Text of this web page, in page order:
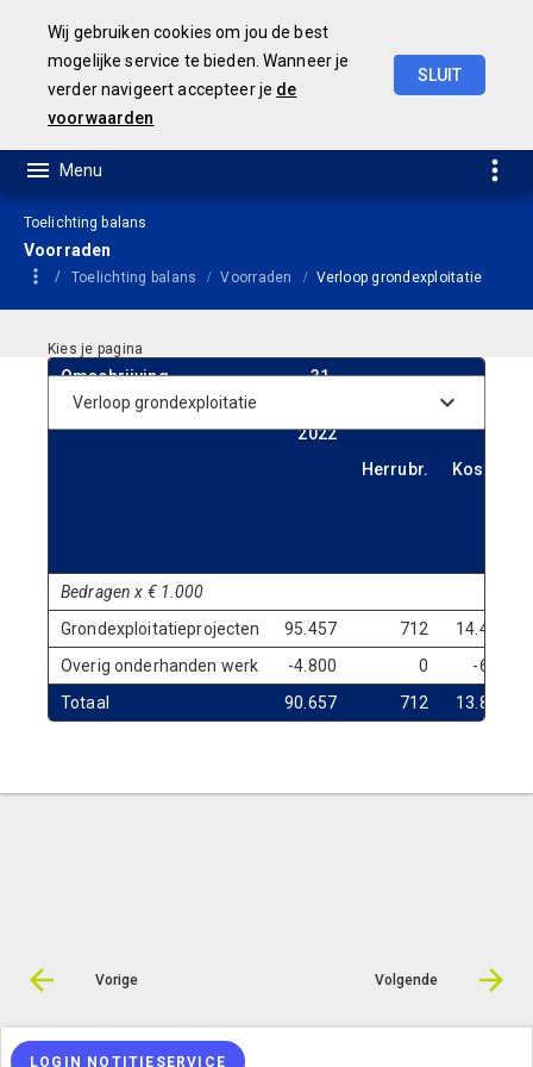
Wij gebruiken cookies om jou de best
mogelijke service te bieden. Wanneer je
verder navigeert accepteer je de
voorwaarden
SLUIT
Toelichting balans
Voorraden
Toelichting balans Voorraden Verloop grondexploitatie
Omschrijving
31-
2022
Herrubr. Kosten
Bedragen x € 1.000
Grondexploitatieprojecten
95.457 712
14.464
Overig onderhanden werk
-4.800 0
-603
Totaal
90.657 712 13.860
Vorige Volgende
© Inergy|Privacy statement
LOGIN NOTITIESERVICE